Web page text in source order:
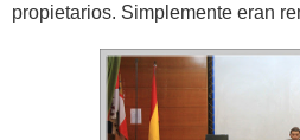
propietarios. Simplemente eran